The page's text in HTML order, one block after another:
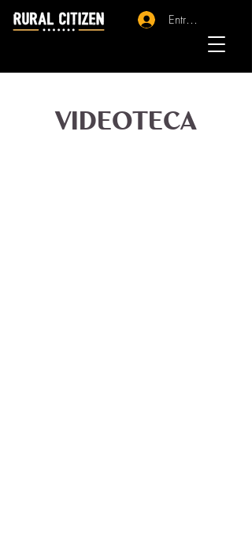
Entrar - Registro
VIDEOTECA